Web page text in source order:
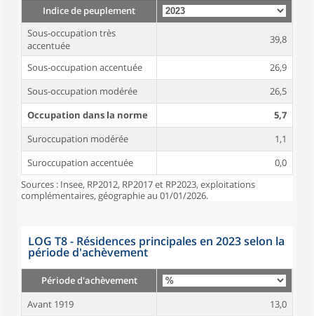
Indice de peuplement
Sous-occupation très
accentuée
39,8
Sous-occupation accentuée
26,9
Sous-occupation modérée
26,5
Occupation dans la norme
5,7
Suroccupation modérée
1,1
Suroccupation accentuée
0,0
Sources : Insee, RP2012, RP2017 et RP2023, exploitations
complémentaires, géographie au 01/01/2026.
LOG T8 - Résidences principales en 2023 selon la
période d'achèvement
Période d'achèvement
Avant 1919
13,0